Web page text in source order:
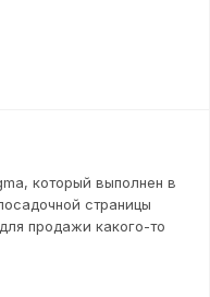
который выполнен в
страницы
продажи какого-то